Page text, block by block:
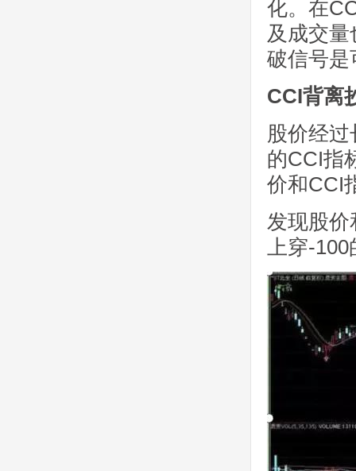
化。在
及成交
破信号是
CCI背离
股价经
的CCI指
价和CCI
发现股价
上穿-100